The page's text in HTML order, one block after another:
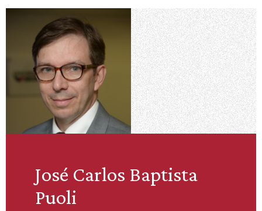
José Carlos Baptista
Puoli